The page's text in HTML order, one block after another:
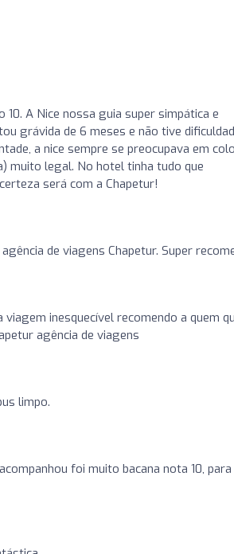
A Nice nossa guia super simpática e
grávida de 6 meses e não tive
a nice sempre se preocupava em
muito legal. No hotel tinha tudo que
será com a Chapetur!
de viagens Chapetur. Super
inesquecível recomendo a quem
agência de viagens
limpo.
foi muito bacana nota 10, para